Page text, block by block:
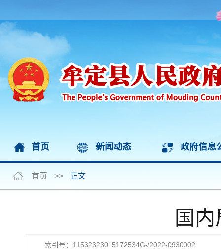
首页 新闻动态 政府信息
首页 >> 正文
国
索引号：11532323015172534G-/2022-0930002